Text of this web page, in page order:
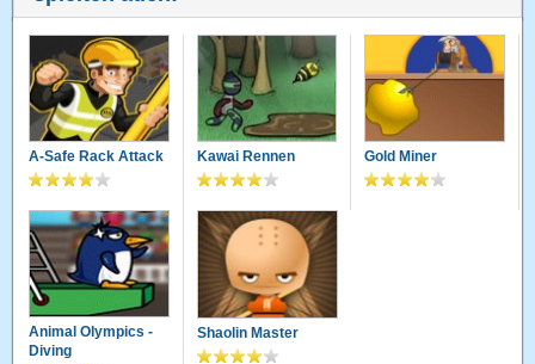
A-Safe Rack Attack Kawai Rennen Gold Miner
Animal Olympics -
Diving
Shaolin Master